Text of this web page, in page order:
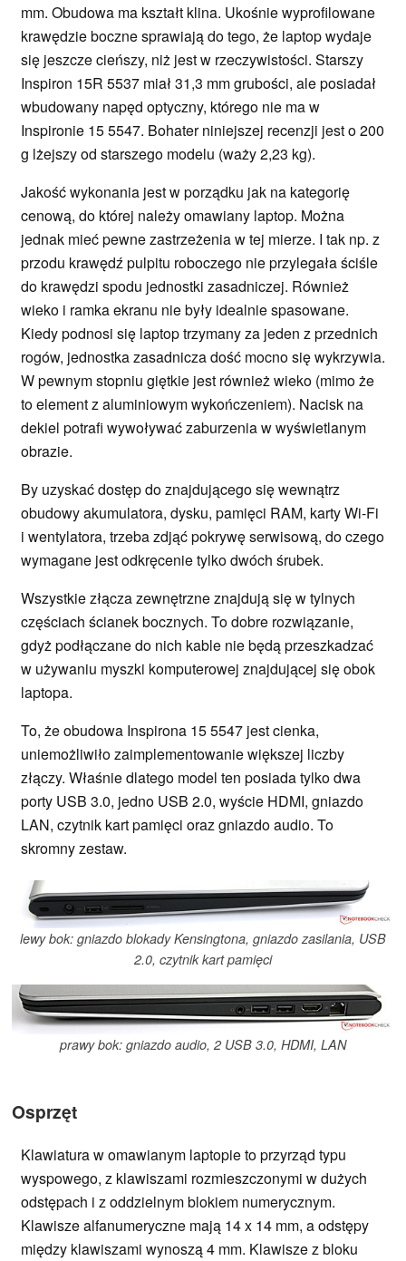
mm. Obudowa ma kształt klina. Ukośnie wyprofilowane
krawędzie boczne sprawiają do tego, że laptop wydaje
się jeszcze cieńszy, niż jest w rzeczywistości. Starszy
Inspiron 15R 5537 miał 31,3 mm grubości, ale posiadał
wbudowany napęd optyczny, którego nie ma w
Inspironie 15 5547. Bohater niniejszej recenzji jest o 200
g lżejszy od starszego modelu (waży 2,23 kg).
Jakość wykonania jest w porządku jak na kategorię
cenową, do której należy omawiany laptop. Można
jednak mieć pewne zastrzeżenia w tej mierze. I tak np. z
przodu krawędź pulpitu roboczego nie przylegała ściśle
do krawędzi spodu jednostki zasadniczej. Również
wieko i ramka ekranu nie były idealnie spasowane.
Kiedy podnosi się laptop trzymany za jeden z przednich
rogów, jednostka zasadnicza dość mocno się wykrzywia.
W pewnym stopniu giętkie jest również wieko (mimo że
to element z aluminiowym wykończeniem). Nacisk na
dekiel potrafi wywoływać zaburzenia w wyświetlanym
obrazie.
By uzyskać dostęp do znajdującego się wewnątrz
obudowy akumulatora, dysku, pamięci RAM, karty Wi-Fi
i wentylatora, trzeba zdjąć pokrywę serwisową, do czego
wymagane jest odkręcenie tylko dwóch śrubek.
Wszystkie złącza zewnętrzne znajdują się w tylnych
częściach ścianek bocznych. To dobre rozwiązanie,
gdyż podłączane do nich kable nie będą przeszkadzać
w używaniu myszki komputerowej znajdującej się obok
laptopa.
To, że obudowa Inspirona 15 5547 jest cienka,
uniemożliwiło zaimplementowanie większej liczby
złączy. Właśnie dlatego model ten posiada tylko dwa
porty USB 3.0, jedno USB 2.0, wyście HDMI, gniazdo
LAN, czytnik kart pamięci oraz gniazdo audio. To
skromny zestaw.
lewy bok: gniazdo blokady Kensingtona, gniazdo zasilania, USB
2.0, czytnik kart pamięci
prawy bok: gniazdo audio, 2 USB 3.0, HDMI, LAN
Osprzęt
Klawiatura w omawianym laptopie to przyrząd typu
wyspowego, z klawiszami rozmieszczonymi w dużych
odstępach i z oddzielnym blokiem numerycznym.
Klawisze alfanumeryczne mają 14 x 14 mm, a odstępy
między klawiszami wynoszą 4 mm. Klawisze z bloku